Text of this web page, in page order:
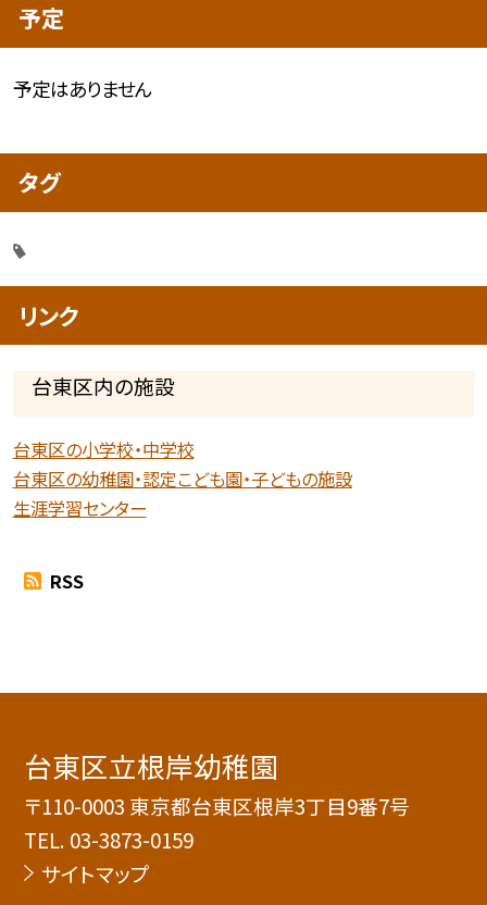
予定
予定はありません
タグ
リンク
台東区内の施設
台東区の小学校・中学校
台東区の幼稚園・認定こども園・子どもの施設
生涯学習センター
RSS
台東区立根岸幼稚園
〒110-0003 東京都台東区根岸3丁目9番7号
TEL. 03-3873-0159
サイトマップ